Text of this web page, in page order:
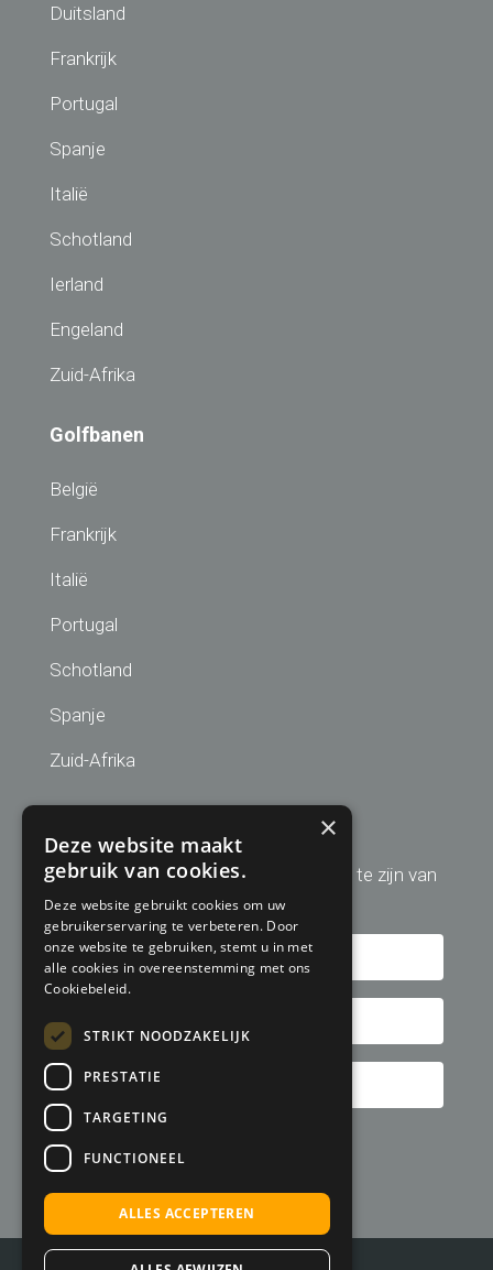
Duitsland
Frankrijk
Portugal
Spanje
Italië
Schotland
Ierland
Engeland
Zuid-Afrika
Golfbanen
België
Frankrijk
Italië
Portugal
Schotland
Spanje
Zuid-Afrika
Schrijf u hier in om altijd op de hoogte te zijn van
de laatste golfreis aanbiedingen!
×
Deze website maakt
gebruik van cookies.
Deze website gebruikt cookies om uw
gebruikerservaring te verbeteren. Door
onze website te gebruiken, stemt u in met
alle cookies in overeenstemming met ons
Cookiebeleid.
STRIKT NOODZAKELIJK
PRESTATIE
TARGETING
FUNCTIONEEL
ALLES ACCEPTEREN